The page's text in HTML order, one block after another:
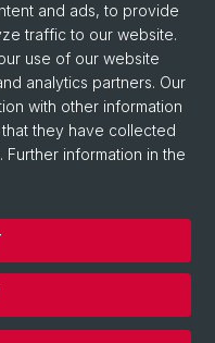
and ads, to provide
traffic to our website.
use of our website
analytics partners. Our
with other information
they have collected
information in the